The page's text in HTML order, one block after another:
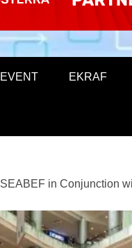
EVENT EKRAF
SEABEF in Conjunction